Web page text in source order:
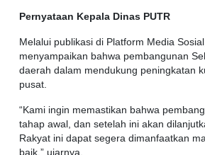
Pernyataan Kepala Dinas PUTR
Melalui publikasi di Platform Media
menyampaikan bahwa pembangunan
daerah dalam mendukung peningkatan
pusat.
“Kami ingin memastikan bahwa
tahap awal, dan setelah ini akan
Rakyat ini dapat segera dimanfaatkan
baik,” ujarnya.